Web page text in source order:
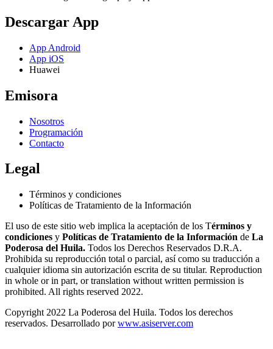
Descargar App
App Android
App iOS
Huawei
Emisora
Nosotros
Programación
Contacto
Legal
Términos y condiciones
Políticas de Tratamiento de la Información
El uso de este sitio web implica la aceptación de los Términos y
condiciones y Políticas de Tratamiento de la Información de La
Poderosa del Huila. Todos los Derechos Reservados D.R.A.
Prohibida su reproducción total o parcial, así como su traducción a
cualquier idioma sin autorización escrita de su titular. Reproduction
in whole or in part, or translation without written permission is
prohibited. All rights reserved 2022.
Copyright 2022 La Poderosa del Huila. Todos los derechos
reservados. Desarrollado porwww.asiserver.com